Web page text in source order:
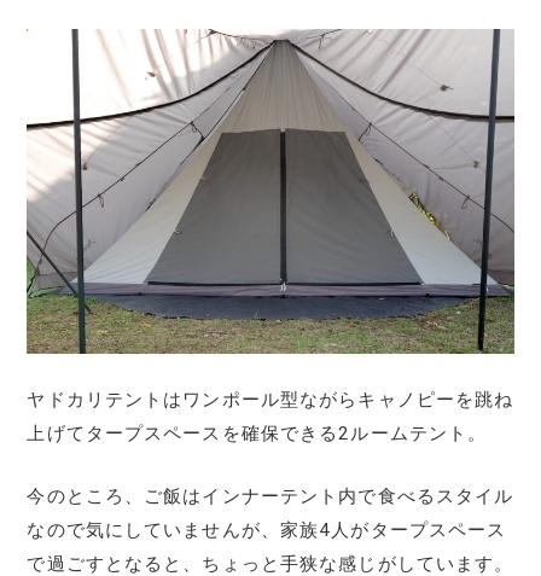
ヤドカリテントはワンポール型ながらキャノピーを跳ね
上げてタープスペースを確保できる2ルームテント。
今のところ、ご飯はインナーテント内で食べるスタイル
なので気にしていませんが、家族4人がタープスペース
で過ごすとなると、ちょっと手狭な感じがしています。